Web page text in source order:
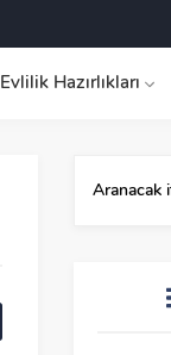
Evlilik Hazırlıkları